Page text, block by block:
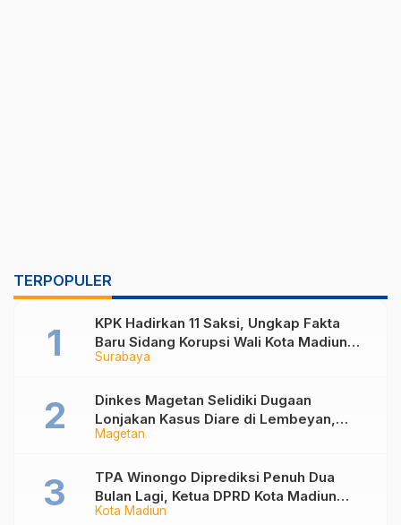
TERPOPULER
Surabaya
KPK Hadirkan 11 Saksi, Ungkap Fakta
Baru Sidang Korupsi Wali Kota Madiun
Nonaktif Maidi
Magetan
Dinkes Magetan Selidiki Dugaan
Lonjakan Kasus Diare di Lembeyan,
Lakukan Penyelidikan Epidemiologi
Kota Madiun
TPA Winongo Diprediksi Penuh Dua
Bulan Lagi, Ketua DPRD Kota Madiun
Desak Pemkot Percepat Penanganan